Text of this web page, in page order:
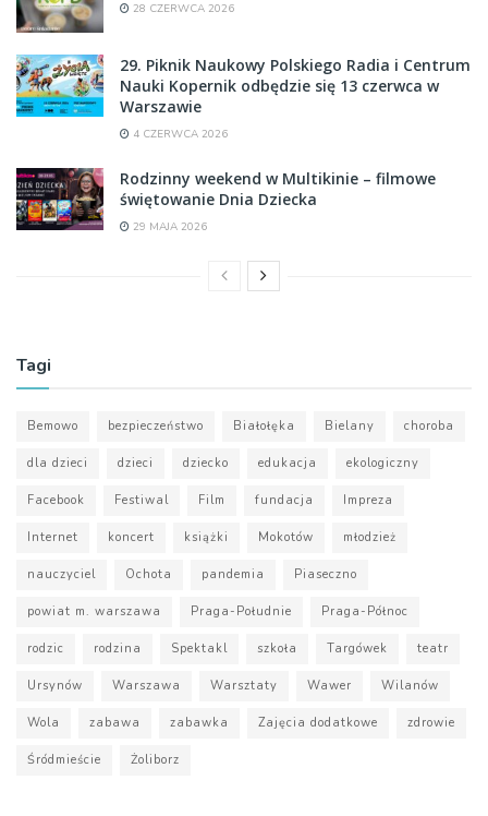
28 CZERWCA 2026
29. Piknik Naukowy Polskiego Radia i Centrum
Nauki Kopernik odbędzie się 13 czerwca w
Warszawie
4 CZERWCA 2026
Rodzinny weekend w Multikinie – filmowe
świętowanie Dnia Dziecka
29 MAJA 2026
Tagi
Bemowo bezpieczeństwo Białołęka Bielany choroba
dla dzieci dzieci dziecko edukacja ekologiczny
Facebook Festiwal Film fundacja Impreza
Internet koncert książki Mokotów młodzież
nauczyciel Ochota pandemia Piaseczno
powiat m. warszawa Praga-Południe Praga-Północ
rodzic rodzina Spektakl szkoła Targówek teatr
Ursynów Warszawa Warsztaty Wawer Wilanów
Wola zabawa zabawka Zajęcia dodatkowe zdrowie
Śródmieście Żoliborz